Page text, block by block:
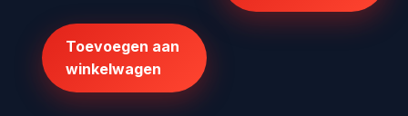
€299,95.
Toevoegen aan
winkelwagen